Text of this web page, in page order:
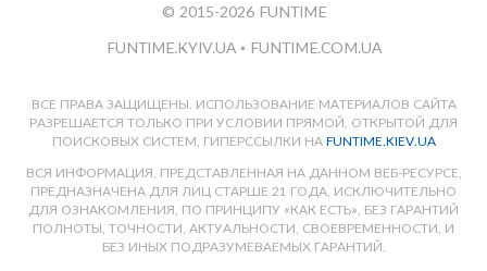
© 2015-2026 FUNTIME
FUNTIME.KYIV.UA • FUNTIME.COM.UA
ВСЕ ПРАВА ЗАЩИЩЕНЫ. ИСПОЛЬЗОВАНИЕ МАТЕРИАЛОВ САЙТА
РАЗРЕШАЕТСЯ ТОЛЬКО ПРИ УСЛОВИИ ПРЯМОЙ, ОТКРЫТОЙ ДЛЯ
ПОИСКОВЫХ СИСТЕМ, ГИПЕРССЫЛКИ НА FUNTIME.KIEV.UA
ВСЯ ИНФОРМАЦИЯ, ПРЕДСТАВЛЕННАЯ НА ДАННОМ ВЕБ-РЕСУРСЕ,
ПРЕДНАЗНАЧЕНА ДЛЯ ЛИЦ СТАРШЕ 21 ГОДА, ИСКЛЮЧИТЕЛЬНО
ДЛЯ ОЗНАКОМЛЕНИЯ, ПО ПРИНЦИПУ «КАК ЕСТЬ», БЕЗ ГАРАНТИЙ
ПОЛНОТЫ, ТОЧНОСТИ, АКТУАЛЬНОСТИ, СВОЕВРЕМЕННОСТИ, И
БЕЗ ИНЫХ ПОДРАЗУМЕВАЕМЫХ ГАРАНТИЙ.